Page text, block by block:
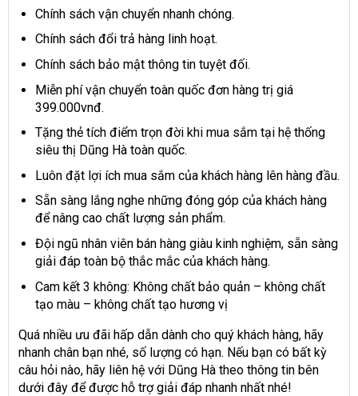
Chính sách vận chuyển nhanh chóng.
Chính sách đổi trả hàng linh hoạt.
Chính sách bảo mật thông tin tuyệt đối.
Miễn phí vận chuyển toàn quốc đơn hàng trị giá
399.000vnđ.
Tặng thẻ tích điểm trọn đời khi mua sắm tại hệ thống
siêu thị Dũng Hà toàn quốc.
Luôn đặt lợi ích mua sắm của khách hàng lên hàng đầu.
Sẵn sàng lắng nghe những đóng góp của khách hàng
để nâng cao chất lượng sản phẩm.
Đội ngũ nhân viên bán hàng giàu kinh nghiệm, sẵn sàng
giải đáp toàn bộ thắc mắc của khách hàng.
Cam kết 3 không: Không chất bảo quản – không chất
tạo màu – không chất tạo hương vị
Quá nhiều ưu đãi hấp dẫn dành cho quý khách hàng, hãy
nhanh chân bạn nhé, số lượng có hạn. Nếu bạn có bất kỳ
câu hỏi nào, hãy liên hệ với Dũng Hà theo thông tin bên
dưới đây để được hỗ trợ giải đáp nhanh nhất nhé!